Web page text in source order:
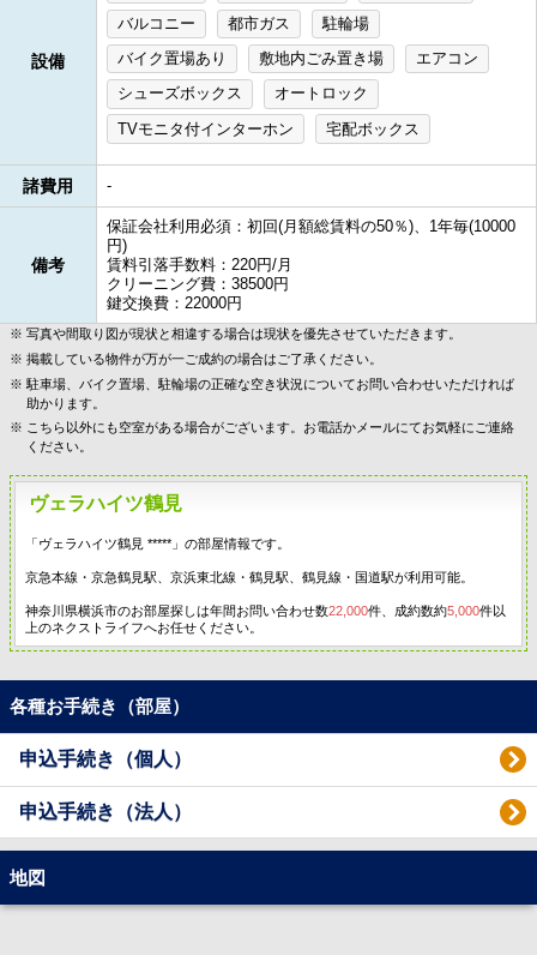
設備
バルコニー 都市ガス
駐輪場
バイク置場あり
敷地内ごみ置き場
エアコン
シューズボックス
オートロック
TVモニタ付インターホン
宅配ボックス
諸費用 -
備考
保証会社利用必須：初回(月額総賃料の50％)、1年毎(10000
円)
賃料引落手数料：220円/月
クリーニング費：38500円
鍵交換費：22000円
写真や間取り図が現状と相違する場合は現状を優先させていただきます。
掲載している物件が万が一ご成約の場合はご了承ください。
駐車場、バイク置場、駐輪場の正確な空き状況についてお問い合わせいただければ
助かります。
こちら以外にも空室がある場合がございます。お電話かメールにてお気軽にご連絡
ください。
ヴェラハイツ鶴見
「ヴェラハイツ鶴見 *****」の部屋情報です。
京急本線・京急鶴見駅、京浜東北線・鶴見駅、鶴見線・国道駅が利用可能。
神奈川県横浜市のお部屋探しは年間お問い合わせ数22,000件、成約数約5,000件以
上のネクストライフへお任せください。
各種お手続き（部屋）
申込手続き（個人）
申込手続き（法人）
地図